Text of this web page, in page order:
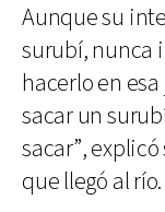
Aunque su
surubí, nunca
hacerlo en
sacar un
sacar”,
que llegó al río.